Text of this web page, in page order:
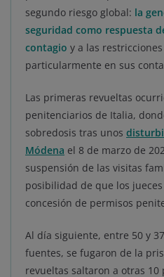
segundo riesgo global: la
seguridad como respuesta
contagio y a las
particularmente en sus
Las primeras revueltas
penitenciarios de Italia,
sobredosis tras unos
Módena el 8 de marzo de
suspensión de las visitas
posibilidad de que los
concesión de permisos
Al día siguiente, entre 50 y
fuentes, se fugaron de la
revueltas saltaron a otras 10